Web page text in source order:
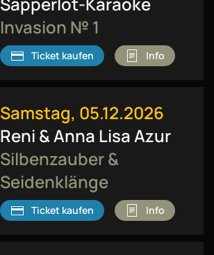
Invasion № 1
Ticket kaufen Info
Samstag, 05.12.2026
Reni & Anna Lisa Azur
Silbenzauber &
Seidenklänge
Ticket kaufen Info